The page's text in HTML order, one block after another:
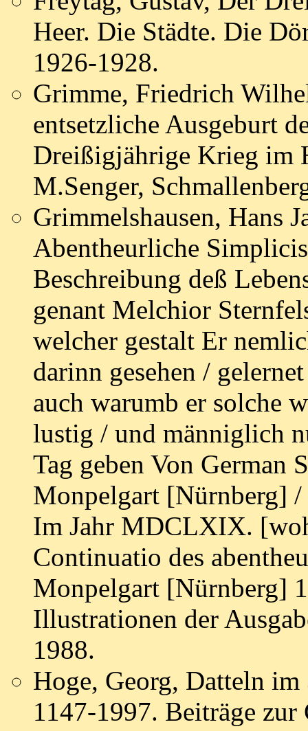
Heer. Die Städte. Die
1926-1928.
Grimme, Friedrich
entsetzliche Ausgeburt
Dreißigjährige Krieg im
M.Senger,
Grimmelshausen, Hans
Abentheurliche
Beschreibung deß
genant Melchior
welcher gestalt Er
darinn gesehen /
auch warumb er solche
lustig / und männiglich
Tag geben Von German
Monpelgart [Nürnberg]
Im Jahr MDCLXIX.
Continuatio des
Monpelgart [Nürnberg]
Illustrationen der
1988.
Hoge, Georg, Datteln
1147-1997. Beiträge zur